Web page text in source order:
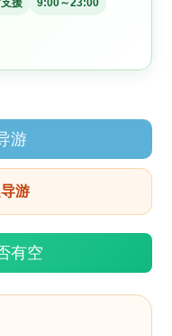
援 9:00～23:00
游
游
有空